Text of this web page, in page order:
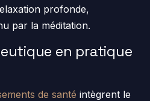
profonde,
par la méditation.
en pratique
de santé intègrent le